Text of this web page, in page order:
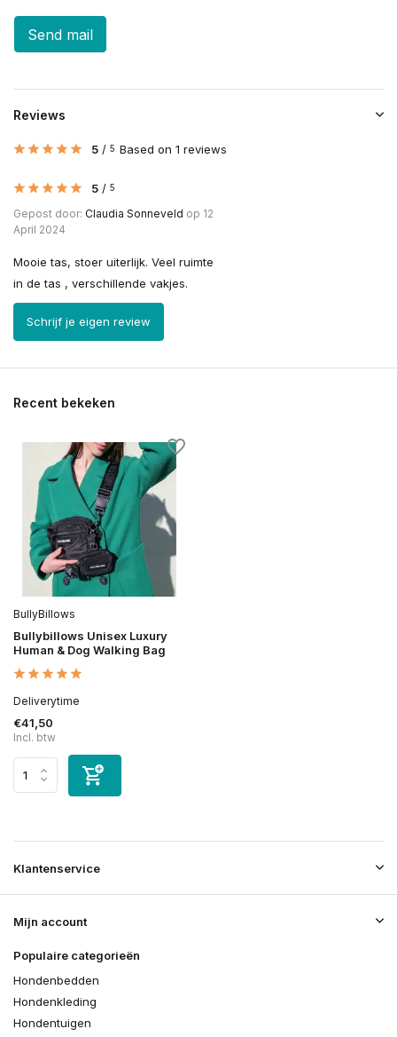
Send mail
Reviews
5 / 5 Based on 1 reviews
5 / 5
Gepost door: Claudia Sonneveld op 12
April 2024
Mooie tas, stoer uiterlijk. Veel ruimte
in de tas , verschillende vakjes.
Schrijf je eigen review
Recent bekeken
BullyBillows
Bullybillows Unisex Luxury
Human & Dog Walking Bag
Deliverytime
€41,50
Incl. btw
Klantenservice
Mijn account
Populaire categorieën
Hondenbedden
Hondenkleding
Hondentuigen